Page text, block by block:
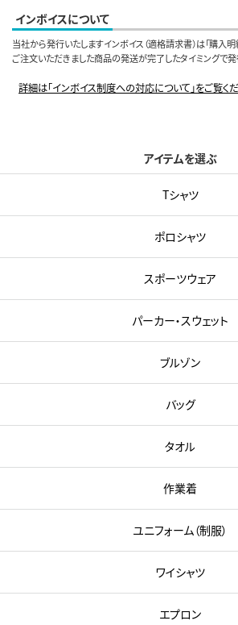
インボイスについて
当社から発行いたしますインボイス（適格請求書）は「購入明
ご注文いただきました商品の発送が完了したタイミングで発
詳細は「インボイス制度への対応について」をご覧くだ
アイテムを選ぶ
Tシャツ
ポロシャツ
スポーツウェア
パーカー・スウェット
ブルゾン
バッグ
タオル
作業着
ユニフォーム（制服）
ワイシャツ
エプロン